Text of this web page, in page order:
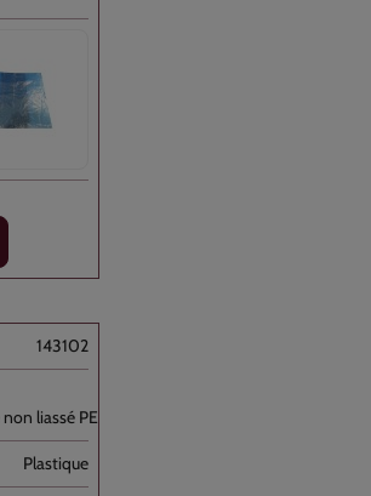
143102
liassé PEHD Bleu [...]
Plastique